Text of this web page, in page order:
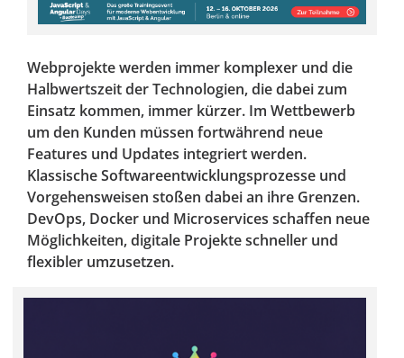
Webprojekte werden immer komplexer und die
Halbwertszeit der Technologien, die dabei zum
Einsatz kommen, immer kürzer. Im Wettbewerb
um den Kunden müssen fortwährend neue
Features und Updates integriert werden.
Klassische Softwareentwicklungsprozesse und
Vorgehensweisen stoßen dabei an ihre Grenzen.
DevOps, Docker und Microservices schaffen neue
Möglichkeiten, digitale Projekte schneller und
flexibler umzusetzen.